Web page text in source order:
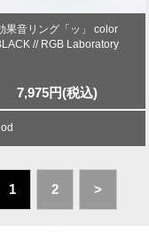
果音リング「ッ」 color
// RGB Laboratory
7,975円(税込)
1 2 >